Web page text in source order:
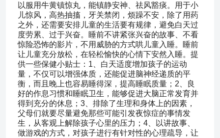
以服用牛黄镇惊丸，能镇静安神、祛风豁痰。用于小
儿惊风，高热抽搐，牙关禁闭，烦躁不安，除了用药
之外，还需要安排儿童的生活要有规律，避免白天过
度劳累、过于兴奋。睡前不讲紧张兴奋的故事、不看
惊险恐怖的影片，不用威胁的方式哄儿童入睡。睡前
让儿童充分放松，在轻松愉快的心情下安然入睡。提
供一些保健小贴士：1、白天适度增加孩子的运动
量，不仅可以增强体质，还能促进脑神经递质的平
衡，而且晚上也容易睡得深，提高睡眠质量；2、良
好的作息习惯和睡眠卫生，能够促进大脑正常发育并
得到充分的休息；3、排除了生理和身体上的因素，
父母们就要尽量避免那些可能引发夜惊症的事情发
生，从客观上解除孩子心里的压力；4、以讲故事、
做游戏的方式，对孩子进行有针对性的心理疏导，让